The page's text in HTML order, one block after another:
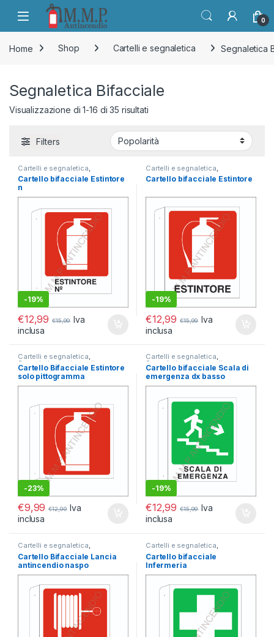
Skip to navigation
Skip to content
Open 0
Home Shop Cartelli e segnaletica Segnaletica
Segnaletica Bifacciale
Visualizzazione di 1-16 di 35 risultatiPopolarità
Filters
Cartelli e segnaletica
Segnaletica antincendio ,
Segnaletica Bifacciale
Cartello bifacciale Estintore
n
-19%
€12,99 €15,99 Iva
inclusa
Cartelli e segnaletica
Segnaletica antincendio ,
Segnaletica Bifacciale
Cartello bifacciale Estintore
-19%
€12,99 €15,99 Iva
inclusa
Cartelli e segnaletica,
Segnaletica antincendio ,
Segnaletica Bifacciale
Cartello Bifacciale Estintore
solo pittogramma
-23%
€9,99 €12,99 Iva
inclusa
Cartelli e segnaletica,
Segnaletica antincendio
Segnaletica Bifacciale
Cartello bifacciale Scala di
emergenza dx basso
-19%
€12,99 €15,99 Iva
inclusa
Cartelli e segnaletica,
Segnaletica antincendio
Segnaletica Bifacciale
Cartello Bifacciale Lancia
antincendio naspo
Cartelli e segnaletica,
Segnaletica antincendio
Segnaletica Bifacciale
Cartello bifacciale
Infermeria